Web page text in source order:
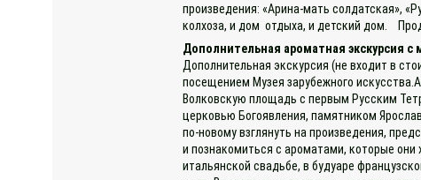
произведения: «Арина-мать солдатская»,
колхоза, и дом отдыха, и детский дом.
Дополнительная ароматная экскурсия с
Дополнительная экскурсия (не входит в
посещением Музея зарубежного
Волковскую площадь с первым Русским
церковью Богоявления, памятником
по-новому взглянуть на произведения,
и познакомиться с ароматами, которые
итальянской свадьбе, в будуаре